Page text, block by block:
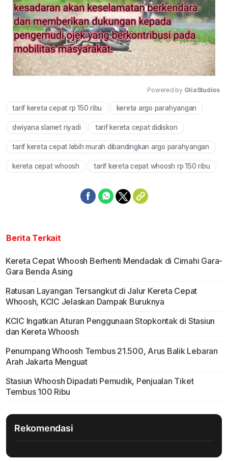
Mute
Powered by GliaStudios
tarif kereta cepat rp 150 ribu kereta argo parahyangan
dwiyana slamet riyadi tarif kereta cepat didiskon
tarif kereta cepat lebih murah dibandingkan argo parahyangan
kereta cepat whoosh tarif kereta cepat whoosh rp 150 ribu
Berita Terkait
Kereta Cepat Whoosh Berhenti Mendadak di Cimahi Gara-
Gara Benda Asing
Ratusan Layangan Tersangkut di Jalur Kereta Cepat
Whoosh, KCIC Jelaskan Dampak Buruknya
KCIC Ingatkan Aturan Penggunaan Stopkontak di Stasiun
dan Kereta Whoosh
Penumpang Whoosh Tembus 21.500, Arus Balik Lebaran
Arah Jakarta Menguat
Stasiun Whoosh Dipadati Pemudik, Penjualan Tiket
Tembus 100 Ribu
Rekomendasi